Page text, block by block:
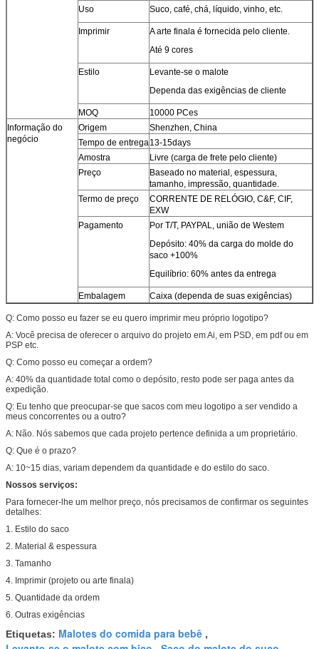
Uso
Suco, café, chá, líquido, vinho, etc.
Imprimir
A arte finala é fornecida pelo cliente.
Até 9 cores
Estilo
Levante-se o malote
Dependa das exigências de cliente
MOQ
10000 PCes
Informação do
negócio
Origem
Shenzhen, China
Tempo de entrega13-15days
Amostra
Livre (carga de frete pelo cliente)
Preço
Baseado no material, espessura,
tamanho, impressão, quantidade.
Termo de preço
CORRENTE DE RELÓGIO, C&F, CIF,
EXW
Pagamento
Por T/T, PAYPAL, união de Westem
Depósito: 40% da carga do molde do
saco +100%
Equilíbrio: 60% antes da entrega
Embalagem Caixa (dependa de suas exigências)
Q: Como posso eu fazer se eu quero imprimir meu próprio logotipo?
A: Você precisa de oferecer o arquivo do projeto em Ai, em PSD, em pdf ou em
PSP etc.
Q: Como posso eu começar a ordem?
A: 40% da quantidade total como o depósito, resto pode ser paga antes da
expedição.
Q: Eu tenho que preocupar-se que sacos com meu logotipo a ser vendido a
meus concorrentes ou a outro?
A: Não. Nós sabemos que cada projeto pertence definida a um proprietário.
Q: Que é o prazo?
A: 10~15 dias, variam dependem da quantidade e do estilo do saco.
Nossos serviços:
Para fornecer-lhe um melhor preço, nós precisamos de confirmar os seguintes
detalhes:
1. Estilo do saco
2. Material & espessura
3. Tamanho
4. Imprimir (projeto ou arte finala)
5. Quantidade da ordem
6. Outras exigências
Etiquetas: Malotes do comida para bebê ,